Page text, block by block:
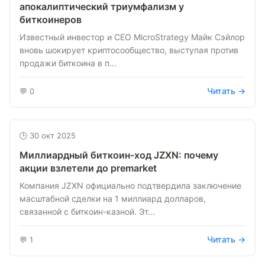
апокалиптический триумфализм у
биткоинеров
Известный инвестор и CEO MicroStrategy Майк Сэйлор
вновь шокирует криптосообщество, выступая против
продажи биткоина в п...
💬 0 Читать →
🕒 30 окт 2025
Миллиардный биткоин-ход JZXN: почему
акции взлетели до premarket
Компания JZXN официально подтвердила заключение
масштабной сделки на 1 миллиард долларов,
связанной с биткоин-казной. Эт...
💬 1 Читать →